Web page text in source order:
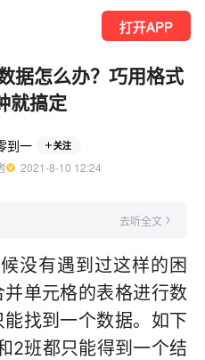
打开APP
据怎么办？巧用格式
就搞定
到一 关注
  2021-8-10 12:24
去听全文
没有遇到过这样的困
单元格的表格进行数
找到一个数据。如下
2班都只能得到一个结